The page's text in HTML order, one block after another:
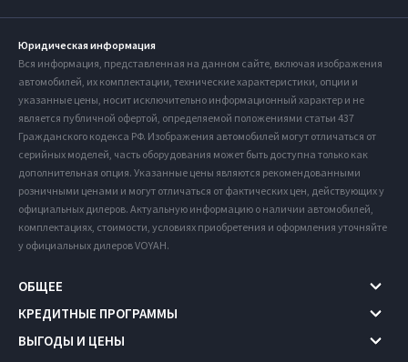
Юридическая информация
Вся информация, представленная на данном сайте, включая изображения
автомобилей, их комплектации, технические характеристики, опции и
указанные цены, носит исключительно информационный характер и не
является публичной офертой, определяемой положениями статьи 437
Гражданского кодекса РФ. Изображения автомобилей могут отличаться от
серийных моделей, часть оборудования может быть доступна только как
дополнительная опция. Указанные цены являются рекомендованными
розничными ценами и могут отличаться от фактических цен, действующих у
официальных дилеров. Актуальную информацию о наличии автомобилей,
комплектациях, стоимости, условиях приобретения и оформления уточняйте
у официальных дилеров VOYAH.
ОБЩЕЕ
КРЕДИТНЫЕ ПРОГРАММЫ
ВЫГОДЫ И ЦЕНЫ